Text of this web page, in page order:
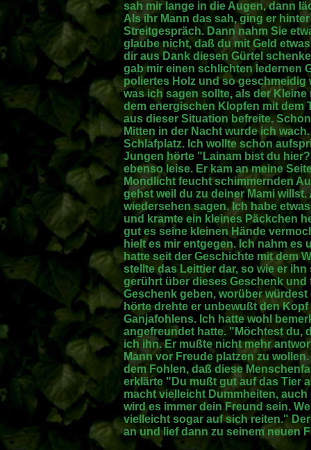
sah mir lange in die Augen, dann
Als ihr Mann das sah, ging er
Streitgespräch. Dann nahm Sie
glaube nicht, daß du mit Geld
dir aus Dank diesen Gürtel
gab mir einen schlichten ledernen
poliertes Holz und so geschmeidig
was ich sagen sollte, als der
dem energischen Klopfen mit dem
aus dieser Situation befreite.
Mitten in der Nacht wurde ich
Schlafplatz. Ich wollte schon
Jungen hörte "Lainam bist du
ebenso leise. Er kam an meine
Mondlicht feucht schimmernden
gehst weil du zu deiner Mami
wiedersehen sagen. Ich habe
und kramte ein kleines Päckchen
gut es seine kleinen Hände
hielt es mir entgegen. Ich nahm
hatte seit der Geschichte mit dem
stellte das Leittier dar, so wie er
gerührt über dieses Geschenk
Geschenk geben, worüber
hörte drehte er unbewußt den
Ganjafohlens. Ich hatte wohl
angefreundet hatte. "Möchtest du,
ich ihn. Er mußte nicht mehr
Mann vor Freude platzen zu
dem Fohlen, daß diese
erklärte "Du mußt gut auf das Tier
macht vielleicht Dummheiten,
wird es immer dein Freund sein.
vielleicht sogar auf sich reiten."
an und lief dann zu seinem neuen